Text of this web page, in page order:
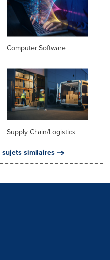
Computer Software
Supply Chain/Logistics
sujets similaires